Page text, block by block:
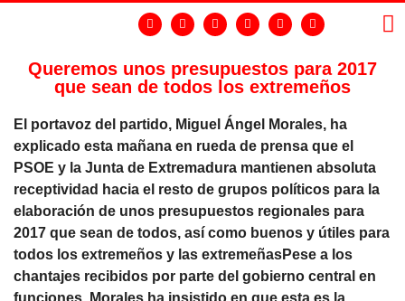
Queremos unos presupuestos para 2017
que sean de todos los extremeños
El portavoz del partido, Miguel Ángel Morales, ha
explicado esta mañana en rueda de prensa que el
PSOE y la Junta de Extremadura mantienen absoluta
receptividad hacia el resto de grupos políticos para la
elaboración de unos presupuestos regionales para
2017 que sean de todos, así como buenos y útiles para
todos los extremeños y las extremeñasPese a los
chantajes recibidos por parte del gobierno central en
funciones, Morales ha insistido en que esta es la